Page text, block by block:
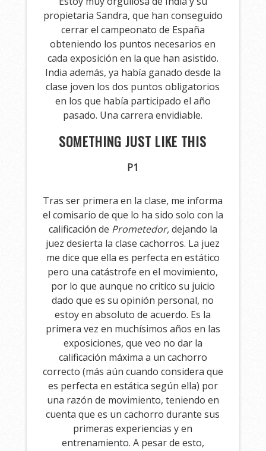
propietaria Sandra, que han conseguido
cerrar el campeonato de España
obteniendo los puntos necesarios en
cada exposición en la que han asistido.
India además, ya había ganado desde la
clase joven los dos puntos obligatorios
en los que había participado el año
pasado. Una carrera envidiable.
SOMETHING JUST LIKE THIS
P1
Tras ser primera en la clase, me informa
el comisario de que lo ha sido solo con la
calificación de Prometedor,dejando la
juez desierta la clase cachorros. La juez
me dice que ella es perfecta en estático
pero una catástrofe en el movimiento,
por lo que aunque no critico su juicio
dado que es su opinión personal, no
estoy en absoluto de acuerdo. Es la
primera vez en muchísimos años en las
exposiciones, que veo no dar la
calificación máxima a un cachorro
correcto (más aún cuando considera que
es perfecta en estática según ella) por
una razón de movimiento, teniendo en
cuenta que es un cachorro durante sus
primeras experiencias y en
entrenamiento. A pesar de esto,